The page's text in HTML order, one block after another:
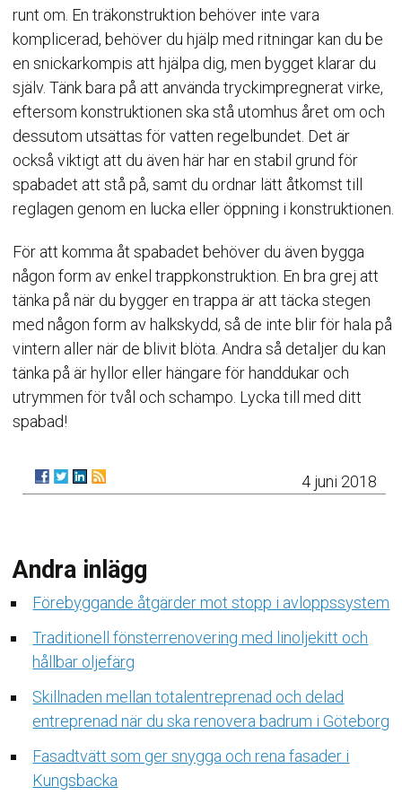
runt om. En träkonstruktion behöver inte vara
komplicerad, behöver du hjälp med ritningar kan du be
en snickarkompis att hjälpa dig, men bygget klarar du
själv. Tänk bara på att använda tryckimpregnerat virke,
eftersom konstruktionen ska stå utomhus året om och
dessutom utsättas för vatten regelbundet. Det är
också viktigt att du även här har en stabil grund för
spabadet att stå på, samt du ordnar lätt åtkomst till
reglagen genom en lucka eller öppning i konstruktionen.
För att komma åt spabadet behöver du även bygga
någon form av enkel trappkonstruktion. En bra grej att
tänka på när du bygger en trappa är att täcka stegen
med någon form av halkskydd, så de inte blir för hala på
vintern aller när de blivit blöta. Andra så detaljer du kan
tänka på är hyllor eller hängare för handdukar och
utrymmen för tvål och schampo. Lycka till med ditt
spabad!
4 juni 2018
Andra inlägg
Förebyggande åtgärder mot stopp i avloppssystem
Traditionell fönsterrenovering med linoljekitt och
hållbar oljefärg
Skillnaden mellan totalentreprenad och delad
entreprenad när du ska renovera badrum i Göteborg
Fasadtvätt som ger snygga och rena fasader i
Kungsbacka